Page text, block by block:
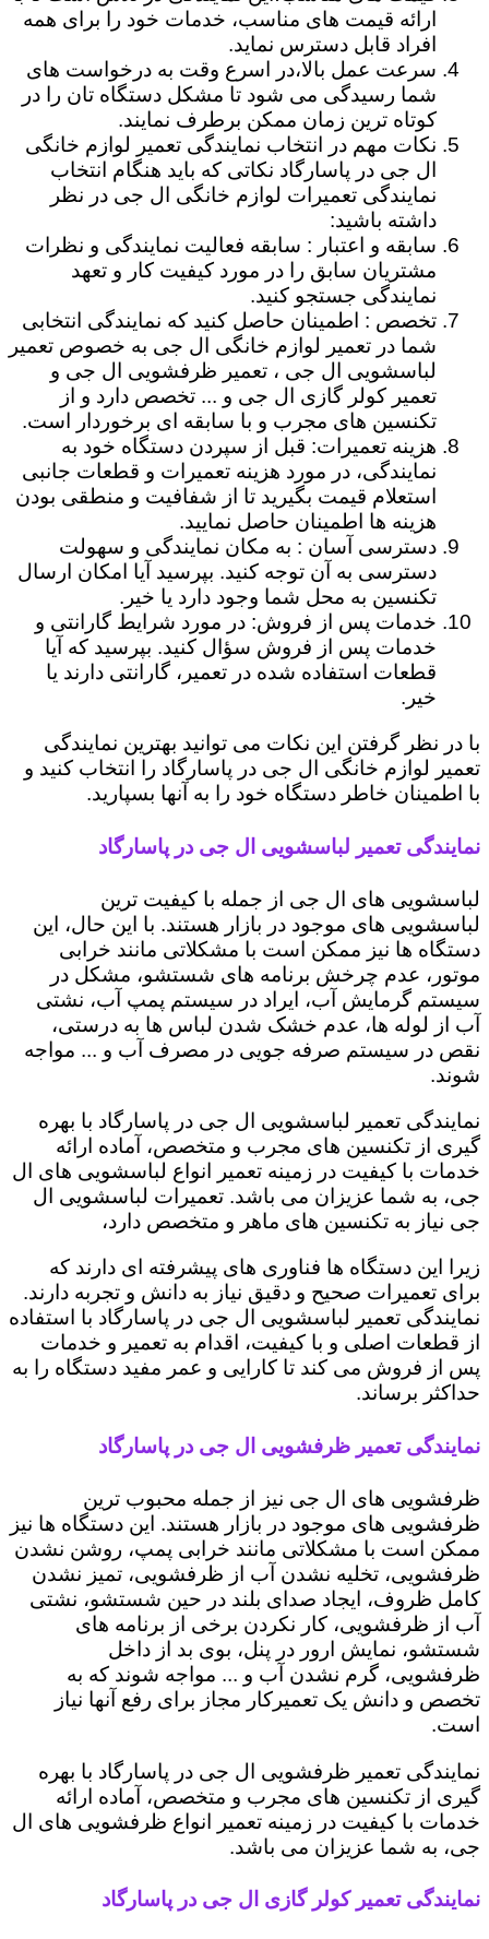
ارائه قیمت های مناسب، خدمات خود را برای همه
افراد قابل دسترس نماید.
سرعت عمل بالا،در اسرع وقت به درخواست های
شما رسیدگی می شود تا مشکل دستگاه تان را در
کوتاه ترین زمان ممکن برطرف نمایند.
نکات مهم در انتخاب نمایندگی تعمیر لوازم خانگی
ال جی در پاسارگاد نکاتی که باید هنگام انتخاب
نمایندگی تعمیرات لوازم خانگی ال جی در نظر
داشته باشید:
سابقه و اعتبار : سابقه فعالیت نمایندگی و نظرات
مشتریان سابق را در مورد کیفیت کار و تعهد
نمایندگی جستجو کنید.
تخصص : اطمینان حاصل کنید که نمایندگی انتخابی
شما در تعمیر لوازم خانگی ال جی به خصوص تعمیر
لباسشویی ال جی ، تعمیر ظرفشویی ال جی و
تعمیر کولر گازی ال جی و ... تخصص دارد و از
تکنسین های مجرب و با سابقه ای برخوردار است.
هزینه تعمیرات: قبل از سپردن دستگاه خود به
نمایندگی، در مورد هزینه تعمیرات و قطعات جانبی
استعلام قیمت بگیرید تا از شفافیت و منطقی بودن
هزینه ها اطمینان حاصل نمایید.
دسترسی آسان : به مکان نمایندگی و سهولت
دسترسی به آن توجه کنید. بپرسید آیا امکان ارسال
تکنسین به محل شما وجود دارد یا خیر.
خدمات پس از فروش: در مورد شرایط گارانتی و
خدمات پس از فروش سؤال کنید. بپرسید که آیا
قطعات استفاده شده در تعمیر، گارانتی دارند یا
خیر.
با در نظر گرفتن این نکات می توانید بهترین نمایندگی
تعمیر لوازم خانگی ال جی در پاسارگاد را انتخاب کنید و
با اطمینان خاطر دستگاه خود را به آنها بسپارید.
نمایندگی تعمیر لباسشویی ال جی در پاسارگاد
لباسشویی های ال جی از جمله با کیفیت ترین
لباسشویی های موجود در بازار هستند. با این حال، این
دستگاه ها نیز ممکن است با مشکلاتی مانند خرابی
موتور، عدم چرخش برنامه های شستشو، مشکل در
سیستم گرمایش آب، ایراد در سیستم پمپ آب، نشتی
آب از لوله ها، عدم خشک شدن لباس ها به درستی،
نقص در سیستم صرفه جویی در مصرف آب و ... مواجه
شوند.
نمایندگی تعمیر لباسشویی ال جی در پاسارگاد با بهره
گیری از تکنسین های مجرب و متخصص، آماده ارائه
خدمات با کیفیت در زمینه تعمیر انواع لباسشویی های ال
جی، به شما عزیزان می باشد. تعمیرات لباسشویی ال
جی نیاز به تکنسین های ماهر و متخصص دارد،
زیرا این دستگاه ها فناوری های پیشرفته ای دارند که
برای تعمیرات صحیح و دقیق نیاز به دانش و تجربه دارند.
نمایندگی تعمیر لباسشویی ال جی در پاسارگاد با استفاده
از قطعات اصلی و با کیفیت، اقدام به تعمیر و خدمات
پس از فروش می کند تا کارایی و عمر مفید دستگاه را به
حداکثر برساند.
نمایندگی تعمیر ظرفشویی ال جی در پاسارگاد
ظرفشویی های ال جی نیز از جمله محبوب ترین
ظرفشویی های موجود در بازار هستند. این دستگاه ها نیز
ممکن است با مشکلاتی مانند خرابی پمپ، روشن نشدن
ظرفشویی، تخلیه نشدن آب از ظرفشویی، تمیز نشدن
کامل ظروف، ایجاد صدای بلند در حین شستشو، نشتی
آب از ظرفشویی، کار نکردن برخی از برنامه های
شستشو، نمایش ارور در پنل، بوی بد از داخل
ظرفشویی، گرم نشدن آب و ... مواجه شوند که به
تخصص و دانش یک تعمیرکار مجاز برای رفع آنها نیاز
است.
نمایندگی تعمیر ظرفشویی ال جی در پاسارگاد با بهره
گیری از تکنسین های مجرب و متخصص، آماده ارائه
خدمات با کیفیت در زمینه تعمیر انواع ظرفشویی های ال
جی، به شما عزیزان می باشد.
نمایندگی تعمیر کولر گازی ال جی در پاسارگاد